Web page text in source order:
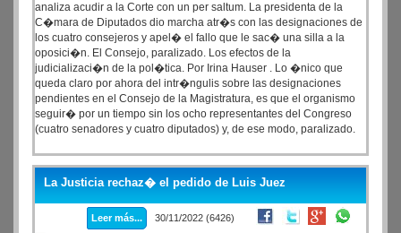
analiza acudir a la Corte con un per saltum. La presidenta de la
C�mara de Diputados dio marcha atr�s con las designaciones de
los cuatro consejeros y apel� el fallo que le sac� una silla a la
oposici�n. El Consejo, paralizado. Los efectos de la
judicializaci�n de la pol�tica. Por Irina Hauser . Lo �nico que
queda claro por ahora del intr�ngulis sobre las designaciones
pendientes en el Consejo de la Magistratura, es que el organismo
seguir� por un tiempo sin los ocho representantes del Congreso
(cuatro senadores y cuatro diputados) y, de ese modo, paralizado.
La Justicia rechaz� el pedido de Luis Juez
Leer más... 30/11/2022 (6426)